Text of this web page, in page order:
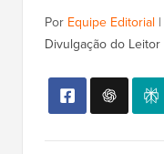
Por Equipe Editorial |
Divulgação do Leitor